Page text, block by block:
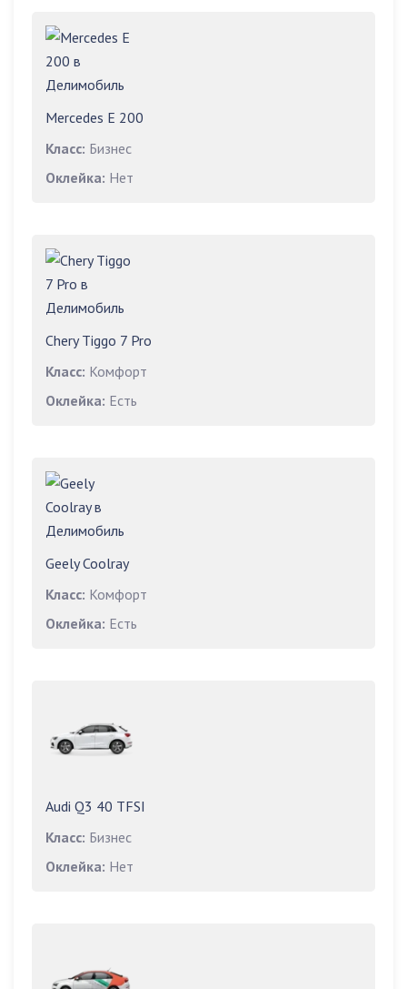
Mercedes E 200
Класс: Бизнес
Оклейка: Нет
Chery Tiggo 7 Pro
Класс: Комфорт
Оклейка: Есть
Geely Coolray
Класс: Комфорт
Оклейка: Есть
Audi Q3 40 TFSI
Класс: Бизнес
Оклейка: Нет